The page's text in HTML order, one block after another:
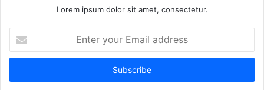
Lorem ipsum dolor sit amet, consectetur.
your
Email